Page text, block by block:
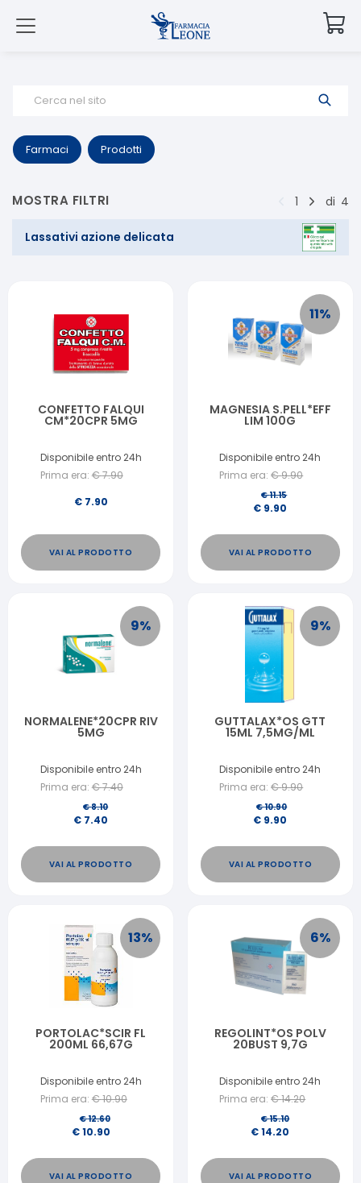
Cerca nel sito
Farmaci Prodotti
MOSTRA FILTRI 1 di 4
Lassativi azione delicata
CONFETTO FALQUI
CM*20CPR 5MG
Disponibile entro 24h
Prima era: €7.90
€ 7.90
VAI AL PRODOTTO
11%
MAGNESIA S.PELL*EFF
LIM 100G
Disponibile entro 24h
Prima era: €9.90
€11.15
€ 9.90
VAI AL PRODOTTO
9%
NORMALENE*20CPR RIV
5MG
Disponibile entro 24h
Prima era: €7.40
€8.10
€ 7.40
VAI AL PRODOTTO
9%
GUTTALAX*OS GTT
15ML 7,5MG/ML
Disponibile entro 24h
Prima era: €9.90
€10.90
€ 9.90
VAI AL PRODOTTO
13%
PORTOLAC*SCIR FL
200ML 66,67G
Disponibile entro 24h
Prima era: €10.90
€12.60
€10.90
VAI AL PRODOTTO
6%
REGOLINT*OS POLV
20BUST 9,7G
Disponibile entro 24h
Prima era: €14.20
€15.10
€14.20
VAI AL PRODOTTO